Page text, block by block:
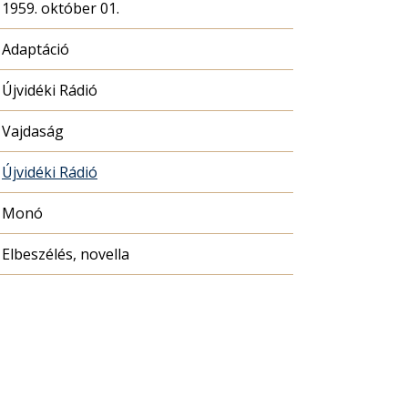
1959. október 01.
Adaptáció
Újvidéki Rádió
Vajdaság
Újvidéki Rádió
Monó
Elbeszélés, novella